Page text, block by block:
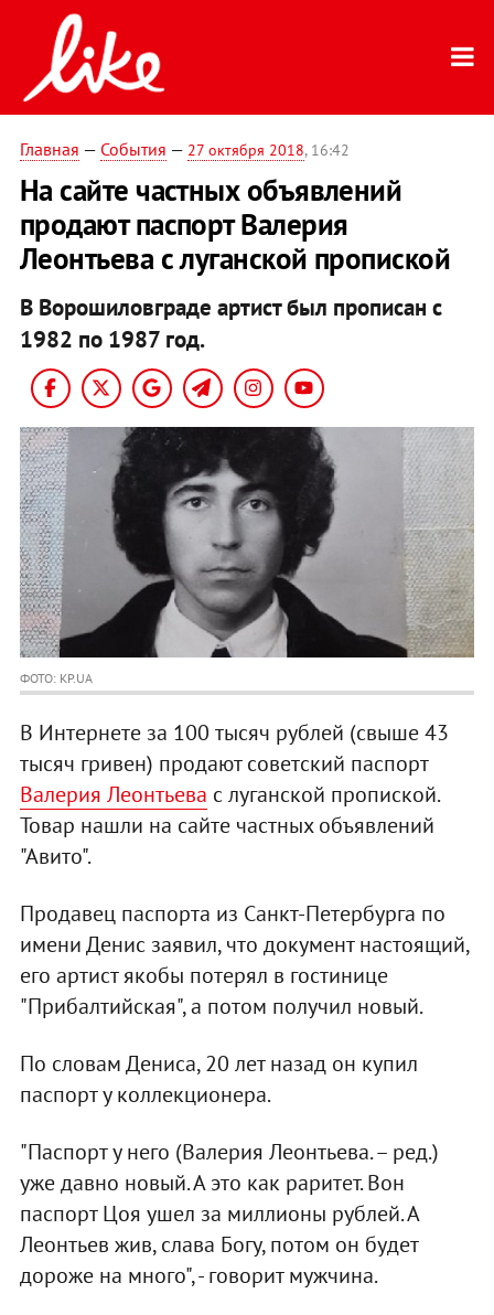
Главная — События — 27 октября 2018, 16:42
На сайте частных объявлений
продают паспорт Валерия
Леонтьева с луганской пропиской
В Ворошиловграде артист был прописан с
1982 по 1987 год.
ФОТО: KP.UA
В Интернете за 100 тысяч рублей (свыше 43
тысяч гривен) продают советский паспорт
Валерия Леонтьева с луганской пропиской.
Товар нашли на сайте частных объявлений
"Авито".
Продавец паспорта из Санкт-Петербурга по
имени Денис заявил, что документ настоящий,
его артист якобы потерял в гостинице
"Прибалтийская", а потом получил новый.
По словам Дениса, 20 лет назад он купил
паспорт у коллекционера.
"Паспорт у него (Валерия Леонтьева. – ред.)
уже давно новый. А это как раритет. Вон
паспорт Цоя ушел за миллионы рублей. А
Леонтьев жив, слава Богу, потом он будет
дороже на много", - говорит мужчина.